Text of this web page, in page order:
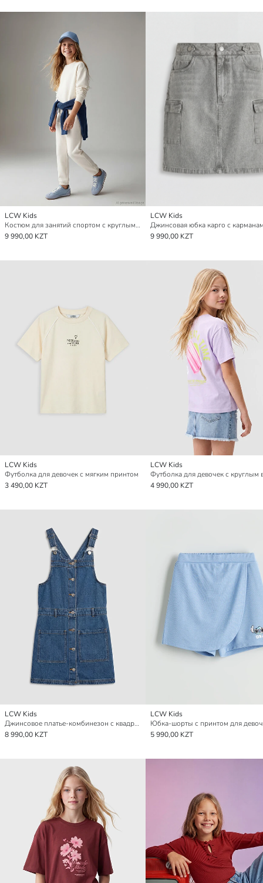
LCW Kids
Костюм для занятий спортом с круглым вырезом для девочек, мягкий на ощупь
9 990,00 KZT
LCW Kids
9 990,00 KZT
LCW Kids
Футболка для девочек с мягким принтом
3 490,00 KZT
LCW Kids
4 990,00 KZT
LCW Kids
Джинсовое платье-комбинезон с квадратным воротником для девочек
8 990,00 KZT
LCW Kids
Юбка-шорты с принтом для
5 990,00 KZT